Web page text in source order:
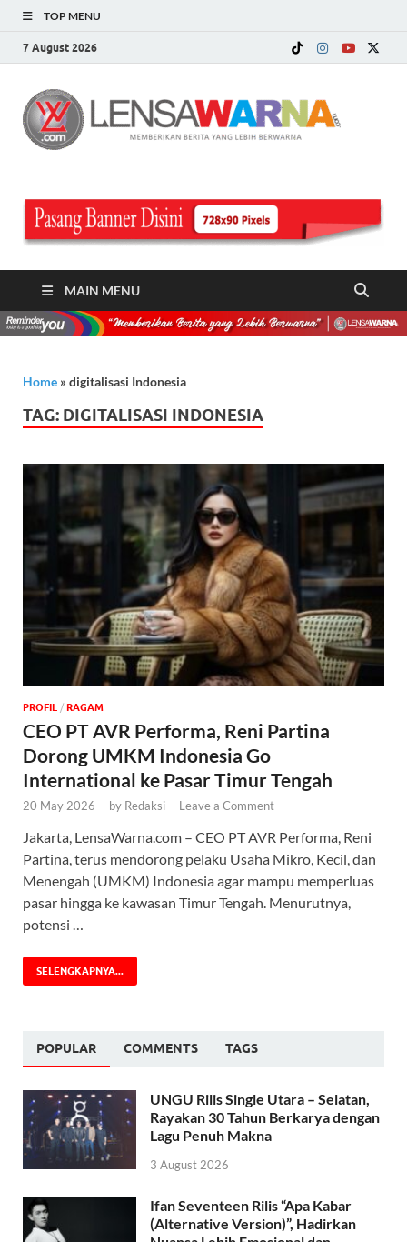
TOP MENU
7 August 2026
MAIN MENU
Home » digitalisasi Indonesia
TAG: DIGITALISASI INDONESIA
PROFIL / ‎RAGAM
CEO PT AVR Performa, Reni Partina
Dorong UMKM Indonesia Go
International ke Pasar Timur Tengah
20 May 2026 - by Redaksi - Leave a Comment
Jakarta, LensaWarna.com – CEO PT AVR Performa, Reni
Partina, terus mendorong pelaku Usaha Mikro, Kecil, dan
Menengah (UMKM) Indonesia agar mampu memperluas
pasar hingga ke kawasan Timur Tengah. Menurutnya,
potensi …
SELENGKAPNYA...
POPULAR COMMENTS TAGS
UNGU Rilis Single Utara – Selatan,
Rayakan 30 Tahun Berkarya dengan
Lagu Penuh Makna
3 August 2026
Ifan Seventeen Rilis “Apa Kabar
(Alternative Version)”, Hadirkan